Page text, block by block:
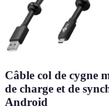
Câble col de cygne
de charge et de
Android